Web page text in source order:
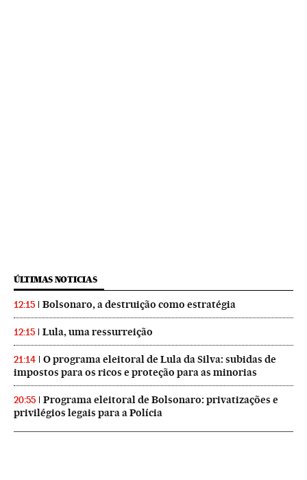
ÚLTIMAS NOTICIAS
12:15 Bolsonaro, a destruição como estratégia
12:15 Lula, uma ressurreição
21:14
O programa eleitoral de Lula da Silva: subidas de
impostos para os ricos e proteção para as minorias
20:55
Programa eleitoral de Bolsonaro: privatizações e
privilégios legais para a Polícia